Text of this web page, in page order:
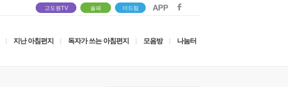
고도원TV 솔패 더드림
지난 아침편지 독자가 쓰는 아침편지 모음방 나눔터